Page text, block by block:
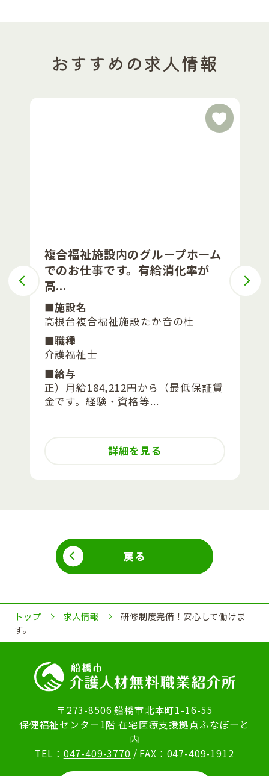
おすすめの求人情報
複合福祉施設内のグループホーム
でのお仕事です。有給消化率が
高...
■施設名
高根台複合福祉施設たか音の杜
■職種
介護福祉士
■給与
正）月給184,212円から（最低保証賃
金です。経験・資格等...
詳細を見る
戻る
トップ 求人情報
研修制度完備！安心して働けま
す。
〒273-8506 船橋市北本町1-16-55
保健福祉センター1階 在宅医療支援拠点ふなぽーと
内
TEL： 047-409-3770 / FAX：047-409-1912